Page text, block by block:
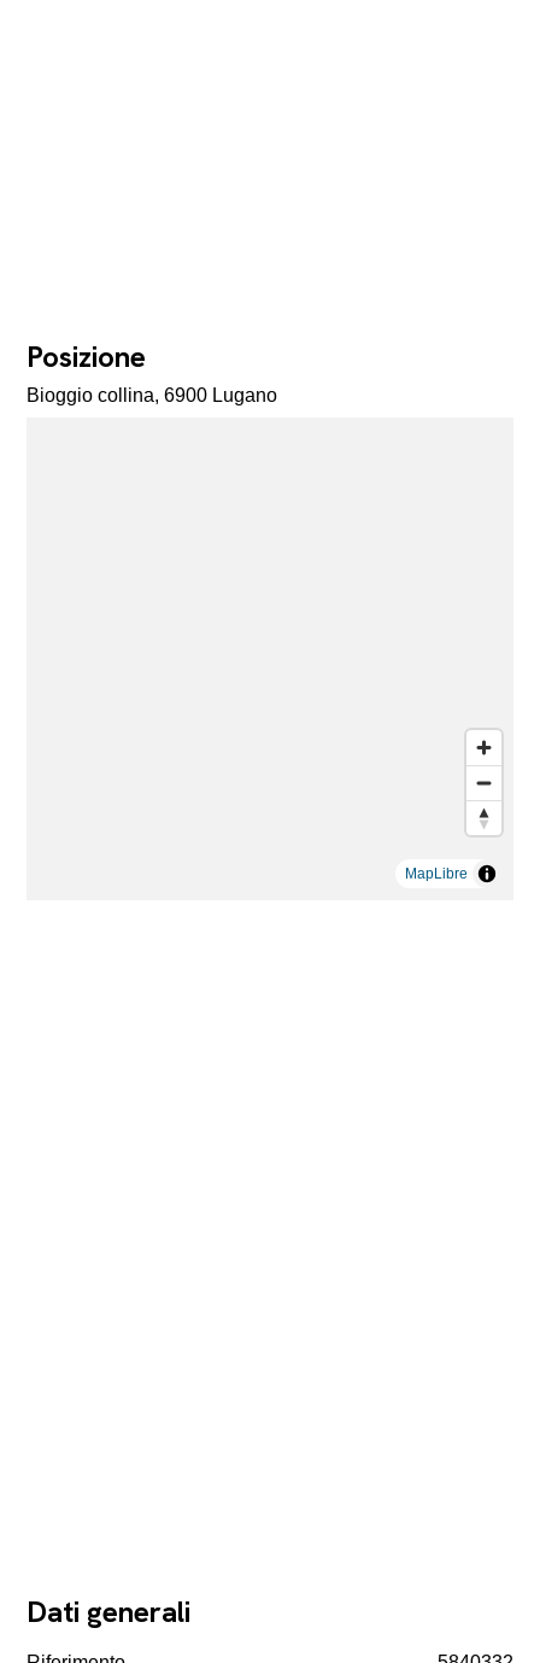
Posizione
Bioggio collina, 6900 Lugano
MapLibre
Dati generali